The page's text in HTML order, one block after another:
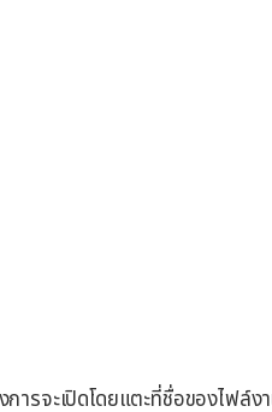
การจะเปิดโดยแตะที่ชื่อของไฟ